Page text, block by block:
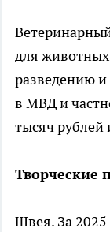
для
разведению и
в МВД и
тысяч рублей
Творческие
Швея. За 2025